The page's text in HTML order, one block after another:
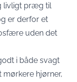
livligt præg til
er derfor et
uden det
i både svagt
mørkere hjørner,